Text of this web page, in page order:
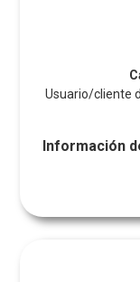
Usuario/cliente
Información